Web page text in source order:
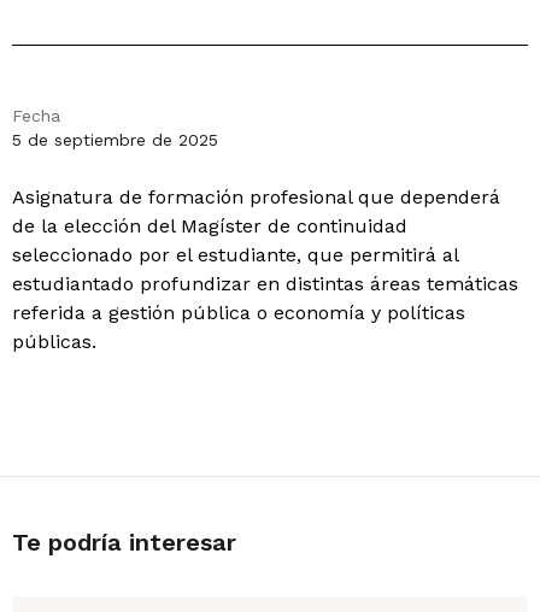
Fecha
5 de septiembre de 2025
Asignatura de formación profesional que dependerá
de la elección del Magíster de continuidad
seleccionado por el estudiante, que permitirá al
estudiantado profundizar en distintas áreas temáticas
referida a gestión pública o economía y políticas
públicas.
Te podría interesar